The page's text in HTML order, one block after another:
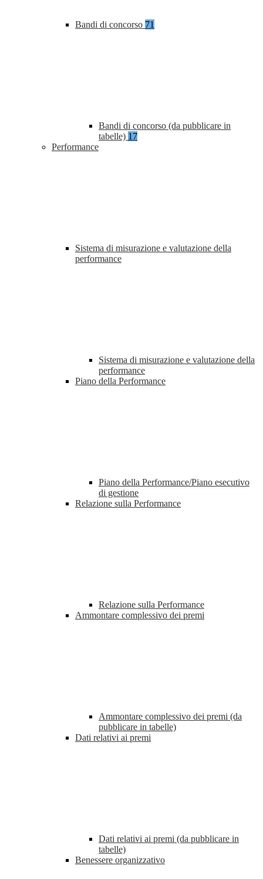
Bandi di concorso 71
Bandi di concorso (da pubblicare in
tabelle) 17
Performance
Sistema di misurazione e valutazione della
performance
Sistema di misurazione e valutazione della
performance
Piano della Performance
Piano della Performance/Piano esecutivo
di gestione
Relazione sulla Performance
Relazione sulla Performance
Ammontare complessivo dei premi
Ammontare complessivo dei premi (da
pubblicare in tabelle)
Dati relativi ai premi
Dati relativi ai premi (da pubblicare in
tabelle)
Benessere organizzativo